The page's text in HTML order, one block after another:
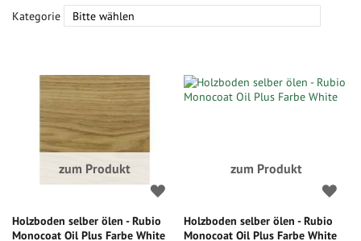
Richtung
Kategorie
zum Produkt
Holzboden selber ölen - Rubio
Monocoat Oil Plus Farbe White
zum Produkt
Holzboden selber ölen - Rubio
Monocoat Oil Plus Farbe White